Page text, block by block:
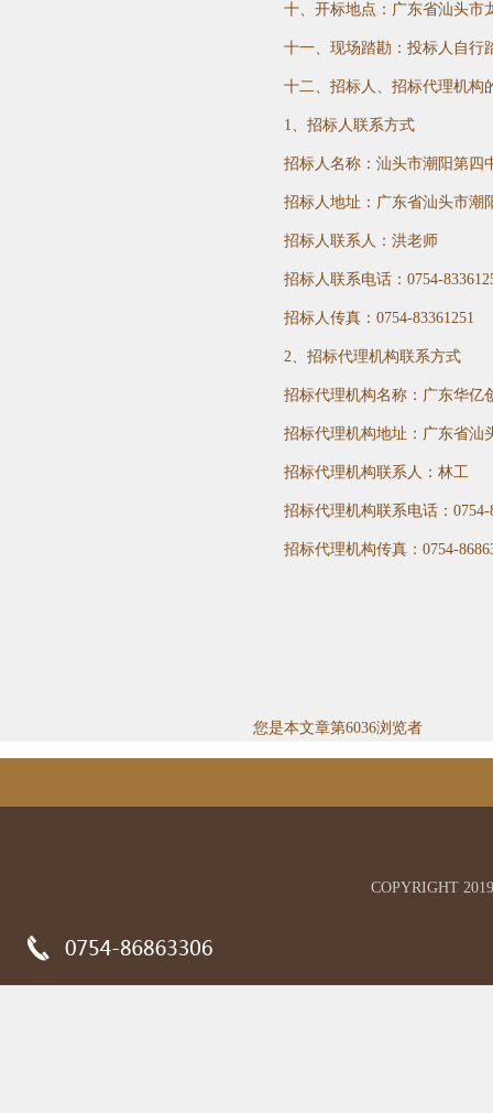
十、开标地点：广东省汕头市
十一、现场踏勘：投标人自行
十二、招标人、招标代理机构
1、招标人联系方式
招标人名称：汕头市潮阳第四
招标人地址：广东省汕头市潮
招标人联系人：洪老师
招标人联系电话： 0754-
招标人传真： 0754-83361251
2、招标代理机构联系方式
招标代理机构名称：广东华亿
招标代理机构地址：广东省汕
招标代理机构联系人：林工
招标代理机构联系电话： 0754-
招标代理机构传真： 0754-
您是本文章第6036浏览者
COPYRIGHT